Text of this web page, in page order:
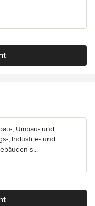
, Umbau- und
, Industrie- und
s...